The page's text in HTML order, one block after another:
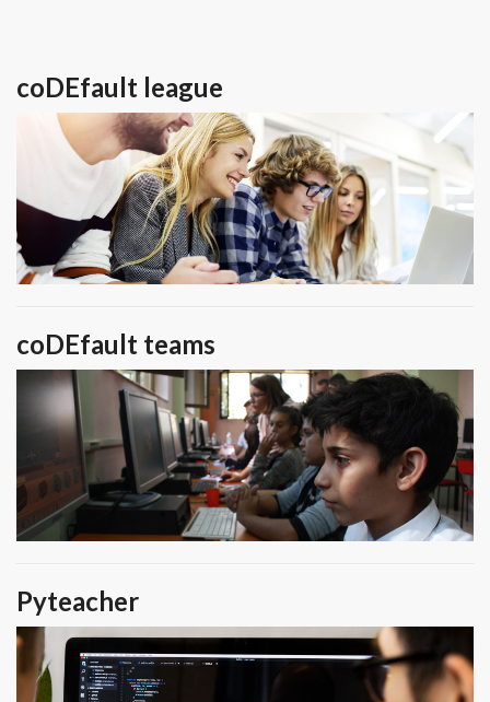
coDEfault league
coDEfault teams
Pyteacher